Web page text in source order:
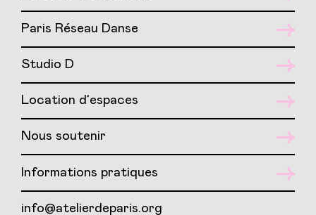
Paris Réseau Danse
Studio D
Location d’espaces
Nous soutenir
Informations pratiques
info@atelierdeparis.org